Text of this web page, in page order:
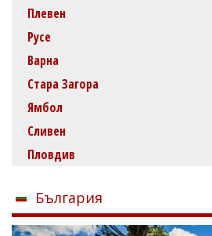
Плевен
Русе
Варна
Стара Загора
Ямбол
Сливен
Пловдив
България